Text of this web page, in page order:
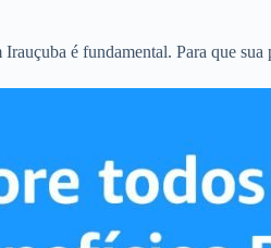
é fundamental. Para que